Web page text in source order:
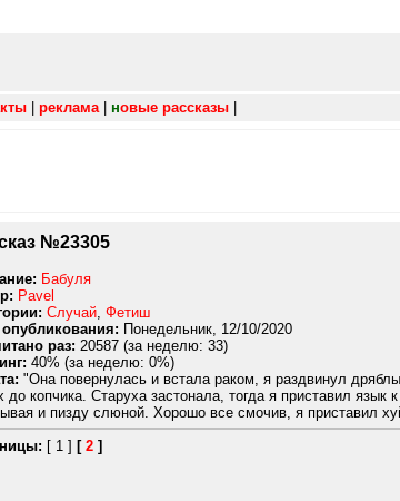
реклама| новые рассказы
№23305
Бабуля
Pavel
Случай Фетиш
опубликования: Понедельник, 12/10/2020
раз: 20587 (за неделю: 33)
40% (за неделю: 0%)
"Она повернулась и встала раком, я раздвинул
до копчика. Старуха застонала, тогда я приставил
и пизду слюной. Хорошо все смочив, я приставил
[ 1 ] [ 2 ]